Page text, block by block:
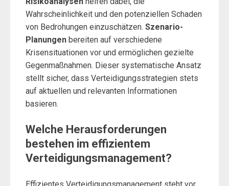
Wahrscheinlichkeit und den potenziellen Schaden
von Bedrohungen einzuschätzen. Szenario-
Planungen bereiten auf verschiedene
Krisensituationen vor und ermöglichen gezielte
Gegenmaßnahmen. Dieser systematische Ansatz
stellt sicher, dass Verteidigungsstrategien stets
auf aktuellen und relevanten Informationen
basieren.
Welche Herausforderungen
bestehen im effizientem
Verteidigungsmanagement?